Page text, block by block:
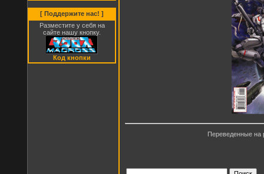
[ Поддержите нас! ]
Разместите у себя на
сайте нашу кнопку.
Код кнопки
Переведенные на